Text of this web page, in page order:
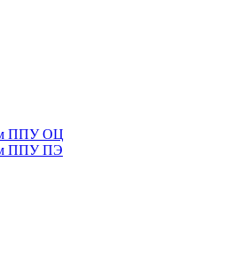
ППУ ОЦ
ППУ ПЭ